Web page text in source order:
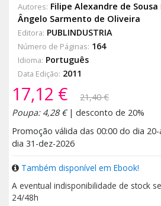
Autores: Filipe Alexandre de Sousa
Ângelo Sarmento de Oliveira
Editora: PUBLINDUSTRIA
Número de Páginas: 164
Idioma: Português
Data Edição: 2011
17,12 €
21,40 €
Poupa: 4,28 €| desconto de 20%
Promoção válida das 00:00 do dia
dia 31-dez-2026
Também disponível em Ebook!
A eventual indisponibilidade de stock
24/48h